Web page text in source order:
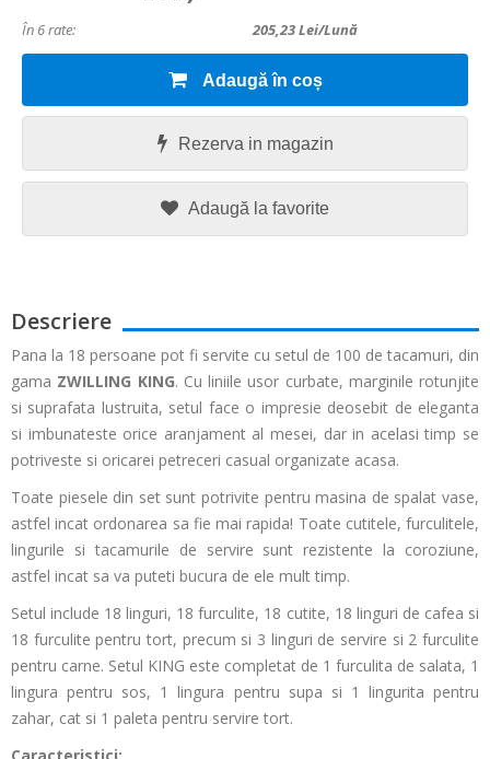
În 6 rate: 205,23Lei/lună
Adaugă în coș
Rezerva in magazin
Adaugă la favorite
Descriere
Pana la 18 persoane pot fi servite cu setul de 100 de tacamuri, din
gama ZWILLING KING. Cu liniile usor curbate, marginile rotunjite
si suprafata lustruita, setul face o impresie deosebit de eleganta
si imbunateste orice aranjament al mesei, dar in acelasi timp se
potriveste si oricarei petreceri casual organizate acasa.
Toate piesele din set sunt potrivite pentru masina de spalat vase,
astfel incat ordonarea sa fie mai rapida! Toate cutitele, furculitele,
lingurile si tacamurile de servire sunt rezistente la coroziune,
astfel incat sa va puteti bucura de ele mult timp.
Setul include 18 linguri, 18 furculite, 18 cutite, 18 linguri de cafea si
18 furculite pentru tort, precum si 3 linguri de servire si 2 furculite
pentru carne. Setul KING este completat de 1 furculita de salata, 1
lingura pentru sos, 1 lingura pentru supa si 1 lingurita pentru
zahar, cat si 1 paleta pentru servire tort.